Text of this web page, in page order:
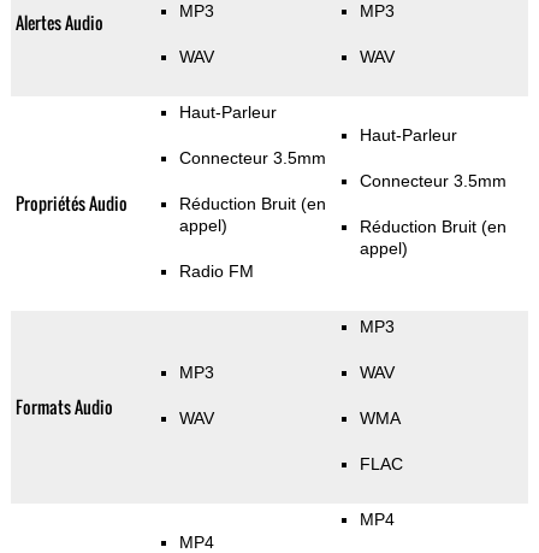
Alertes Audio MP3
WAV
MP3
WAV
Propriétés Audio
Haut-Parleur
Connecteur 3.5mm
Réduction Bruit (en
appel)
Radio FM
Haut-Parleur
Connecteur 3.5mm
Réduction Bruit (en
appel)
Formats Audio
MP3
WAV
MP3
WAV
WMA
FLAC
MP4
MP4